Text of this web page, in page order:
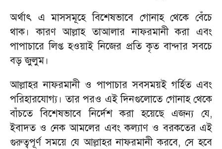
অর্থাৎ এ মাসসমূহে বিশেষভাবে গোনাহ থেকে বেঁচে
থাক। কারণ আল্লাহ তাআলার নাফরমানী করা এবং
পাপাচারে লিপ্ত হওয়াই নিজের প্রতি কৃত বান্দার সবচে
বড় জুলুম।
আল্লাহর নাফরমানী ও পাপাচার সবসময়ই গর্হিত এবং
পরিহারযোগ্য। তার পরও এই দিনগুলোতে গোনাহ থেকে
বাঁচতে বিশেষভাবে নির্দেশ করা হয়েছে এজন্য যে,
ইবাদত ও নেক আমলের এবং কল্যাণ ও বরকতের এই
গুরুত্বপূর্ণ সময়ে যে আল্লাহর নাফরমানী করবে,সে হবে